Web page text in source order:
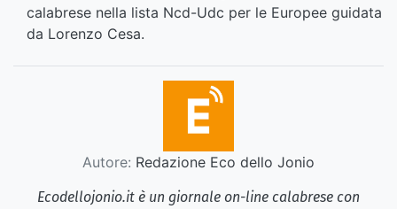
calabrese nella lista Ncd-Udc per le Europee guidata
da Lorenzo Cesa.
Autore: Redazione Eco dello Jonio
Ecodellojonio.it è un giornale on-line calabrese con